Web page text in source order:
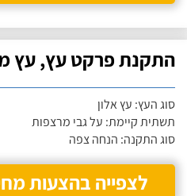
התקנת פרקט עץ, עץ
סוג העץ: עץ אלון
תשתית קיימת: על גבי מרצפות
סוג התקנה: הנחה צפה
לצפייה בהצעות